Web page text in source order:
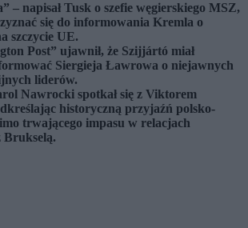
– napisał Tusk o szefie węgierskiego MSZ,
się do informowania Kremla o
szczycie UE.
Post” ujawnił, że Szijjártó miał
Siergieja Ławrowa o niejawnych
liderów.
Nawrocki spotkał się z Viktorem
historyczną przyjaźń polsko-
trwającego impasu w relacjach
Brukselą.